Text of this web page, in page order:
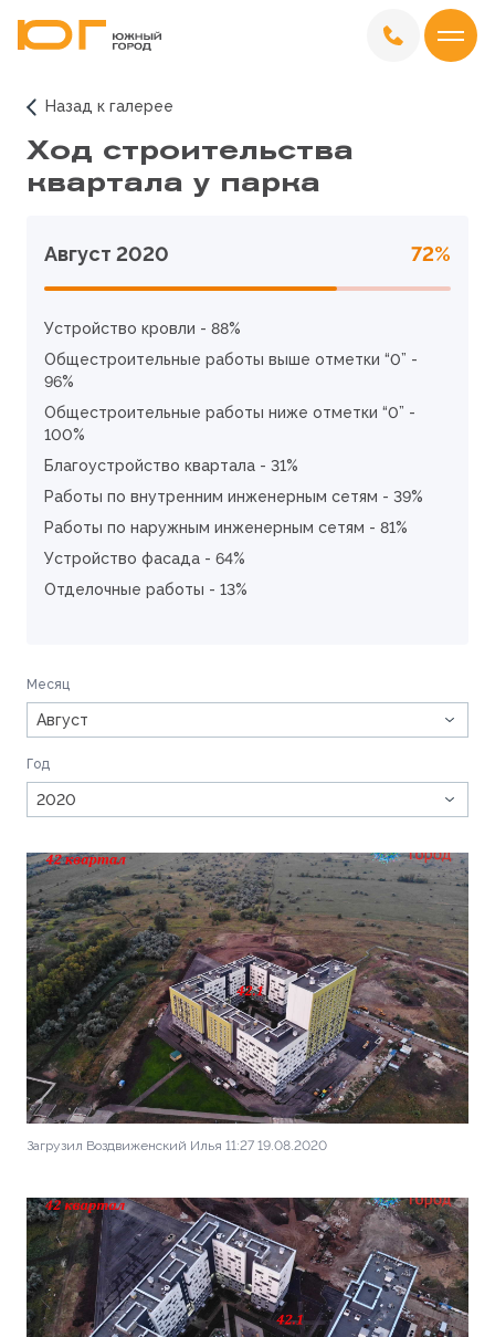
Назад к галерее
Ход строительства
квартала у парка
Август 2020 72%
Устройство кровли - 88%
Общестроительные работы выше отметки “0” -
96%
Общестроительные работы ниже отметки “0” -
100%
Благоустройство квартала - 31%
Работы по внутренним инженерным сетям - 39%
Работы по наружным инженерным сетям - 81%
Устройство фасада - 64%
Отделочные работы - 13%
Месяц
Август
Год
2020
Загрузил Воздвиженский Илья 11:27 19.08.2020